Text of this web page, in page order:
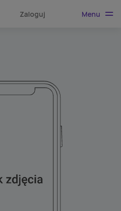
Zaloguj Menu